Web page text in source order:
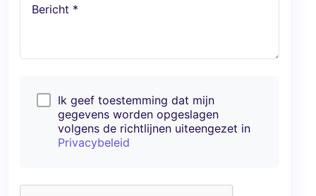
Bericht *
Ik geef toestemming dat mijn
gegevens worden opgeslagen
volgens de richtlijnen uiteengezet in
Privacybeleid